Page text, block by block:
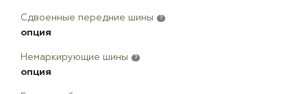
Сдвоенные передние шины ?
опция
Немаркирующие шины ?
опция